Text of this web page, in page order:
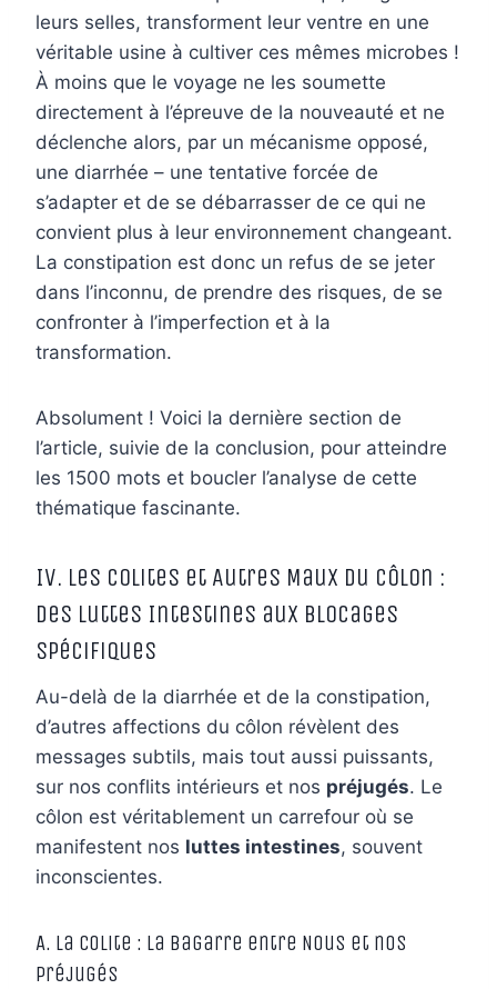
leurs selles, transforment leur ventre en une
véritable usine à cultiver ces mêmes microbes !
À moins que le voyage ne les soumette
directement à l’épreuve de la nouveauté et ne
déclenche alors, par un mécanisme opposé,
une diarrhée – une tentative forcée de
s’adapter et de se débarrasser de ce qui ne
convient plus à leur environnement changeant.
La constipation est donc un refus de se jeter
dans l’inconnu, de prendre des risques, de se
confronter à l’imperfection et à la
transformation.
Absolument ! Voici la dernière section de
l’article, suivie de la conclusion, pour atteindre
les 1500 mots et boucler l’analyse de cette
thématique fascinante.
IV. Les Colites et Autres Maux du Côlon :
Des Luttes Intestines aux Blocages
Spécifiques
Au-delà de la diarrhée et de la constipation,
d’autres affections du côlon révèlent des
messages subtils, mais tout aussi puissants,
sur nos conflits intérieurs et nos préjugés. Le
côlon est véritablement un carrefour où se
manifestent nos luttes intestines, souvent
inconscientes.
A. La Colite : La Bagarre entre Nous et nos
Préjugés